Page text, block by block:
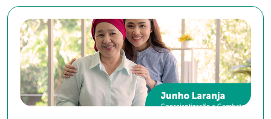
*Campos obrigatórios
Nome completo*
E-mail*